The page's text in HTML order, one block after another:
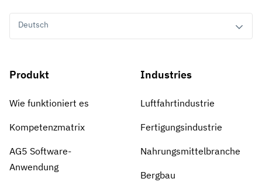
Deutsch
Produkt
Wie funktioniert es
Kompetenzmatrix
AG5 Software-
Anwendung
Industries
Luftfahrtindustrie
Fertigungsindustrie
Nahrungsmittelbranche
Bergbau